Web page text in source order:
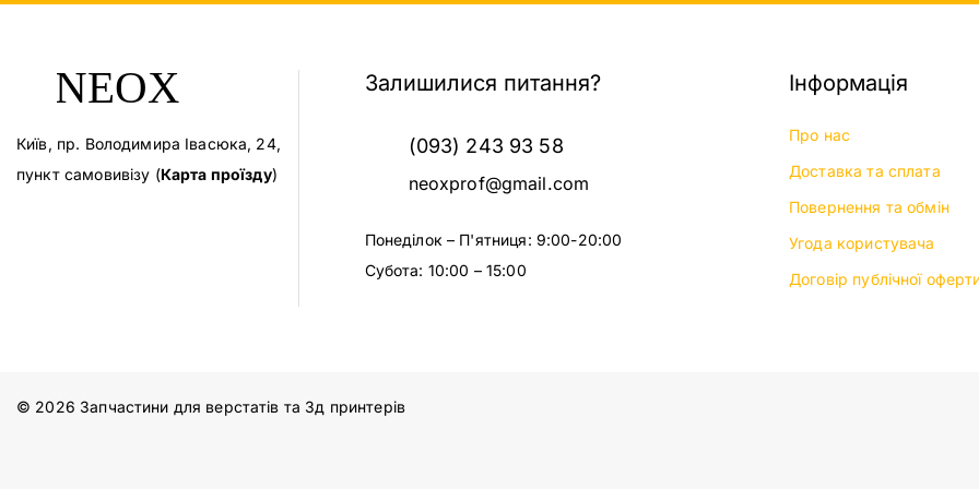
Київ, пр. Володимира Івасюка, 24,
пункт самовивізу (Карта проїзду)
Залишилися питання?
(093) 243 93 58
neoxprof@gmail.com
Понеділок – П'ятниця: 9:00-20:00
Субота: 10:00 – 15:00
Інформація
Про нас
Доставка та сплата
Повернення та обмін
Угода користувача
Договір публічної
© 2026 Запчастини для верстатів та 3д принтерів